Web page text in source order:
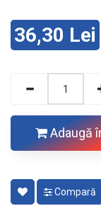
36,30 Lei
Adaugă
Compară